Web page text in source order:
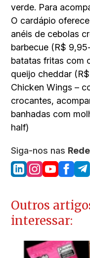
verde. Para
O cardápio
anéis de cebolas
barbecue (R$
batatas fritas com
queijo cheddar
Chicken Wings –
crocantes,
banhadas com
half)
Siga-nos nas
Outros
interessar: